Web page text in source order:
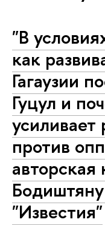
"В
как
Гагаузии
Гуцул и
усиливает
против
"Известия"